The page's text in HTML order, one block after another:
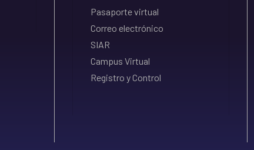
Pasaporte virtual
Correo electrónico
SIAR
Campus Virtual
Registro y Control